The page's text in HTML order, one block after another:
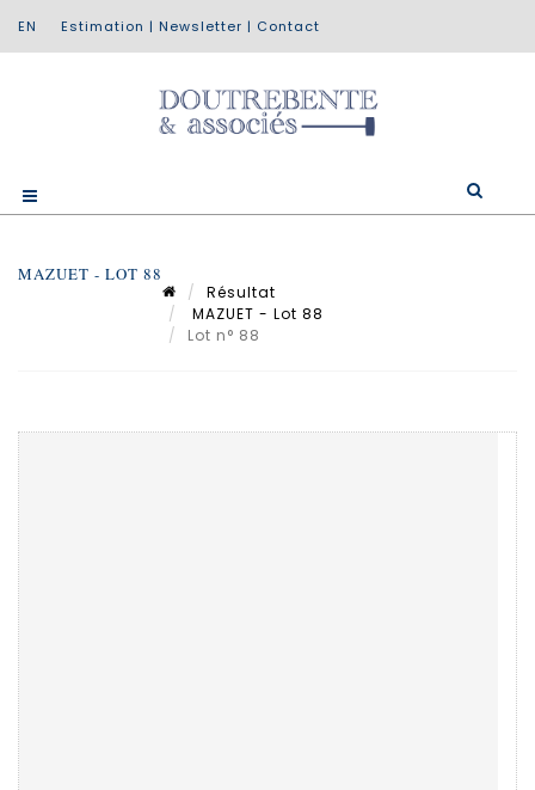
Estimation | Newsletter | Contact
MAZUET - LOT 88
Résultat
MAZUET - Lot 88
Lot n° 88